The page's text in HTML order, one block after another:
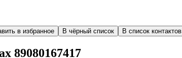
в избранное В чёрный список В список контактов
89080167417